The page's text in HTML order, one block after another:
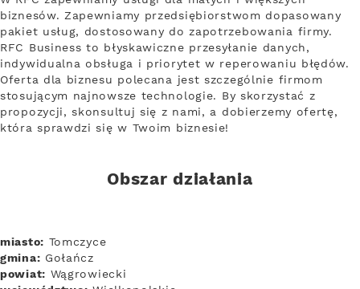
biznesów. Zapewniamy przedsiębiorstwom dopasowany
pakiet usług, dostosowany do zapotrzebowania firmy.
RFC Business to błyskawiczne przesyłanie danych,
indywidualna obsługa i priorytet w reperowaniu błędów.
Oferta dla biznesu polecana jest szczególnie firmom
stosującym najnowsze technologie. By skorzystać z
propozycji, skonsultuj się z nami, a dobierzemy ofertę,
która sprawdzi się w Twoim biznesie!
Obszar działania
miasto: Tomczyce
gmina: Gołańcz
powiat: Wągrowiecki